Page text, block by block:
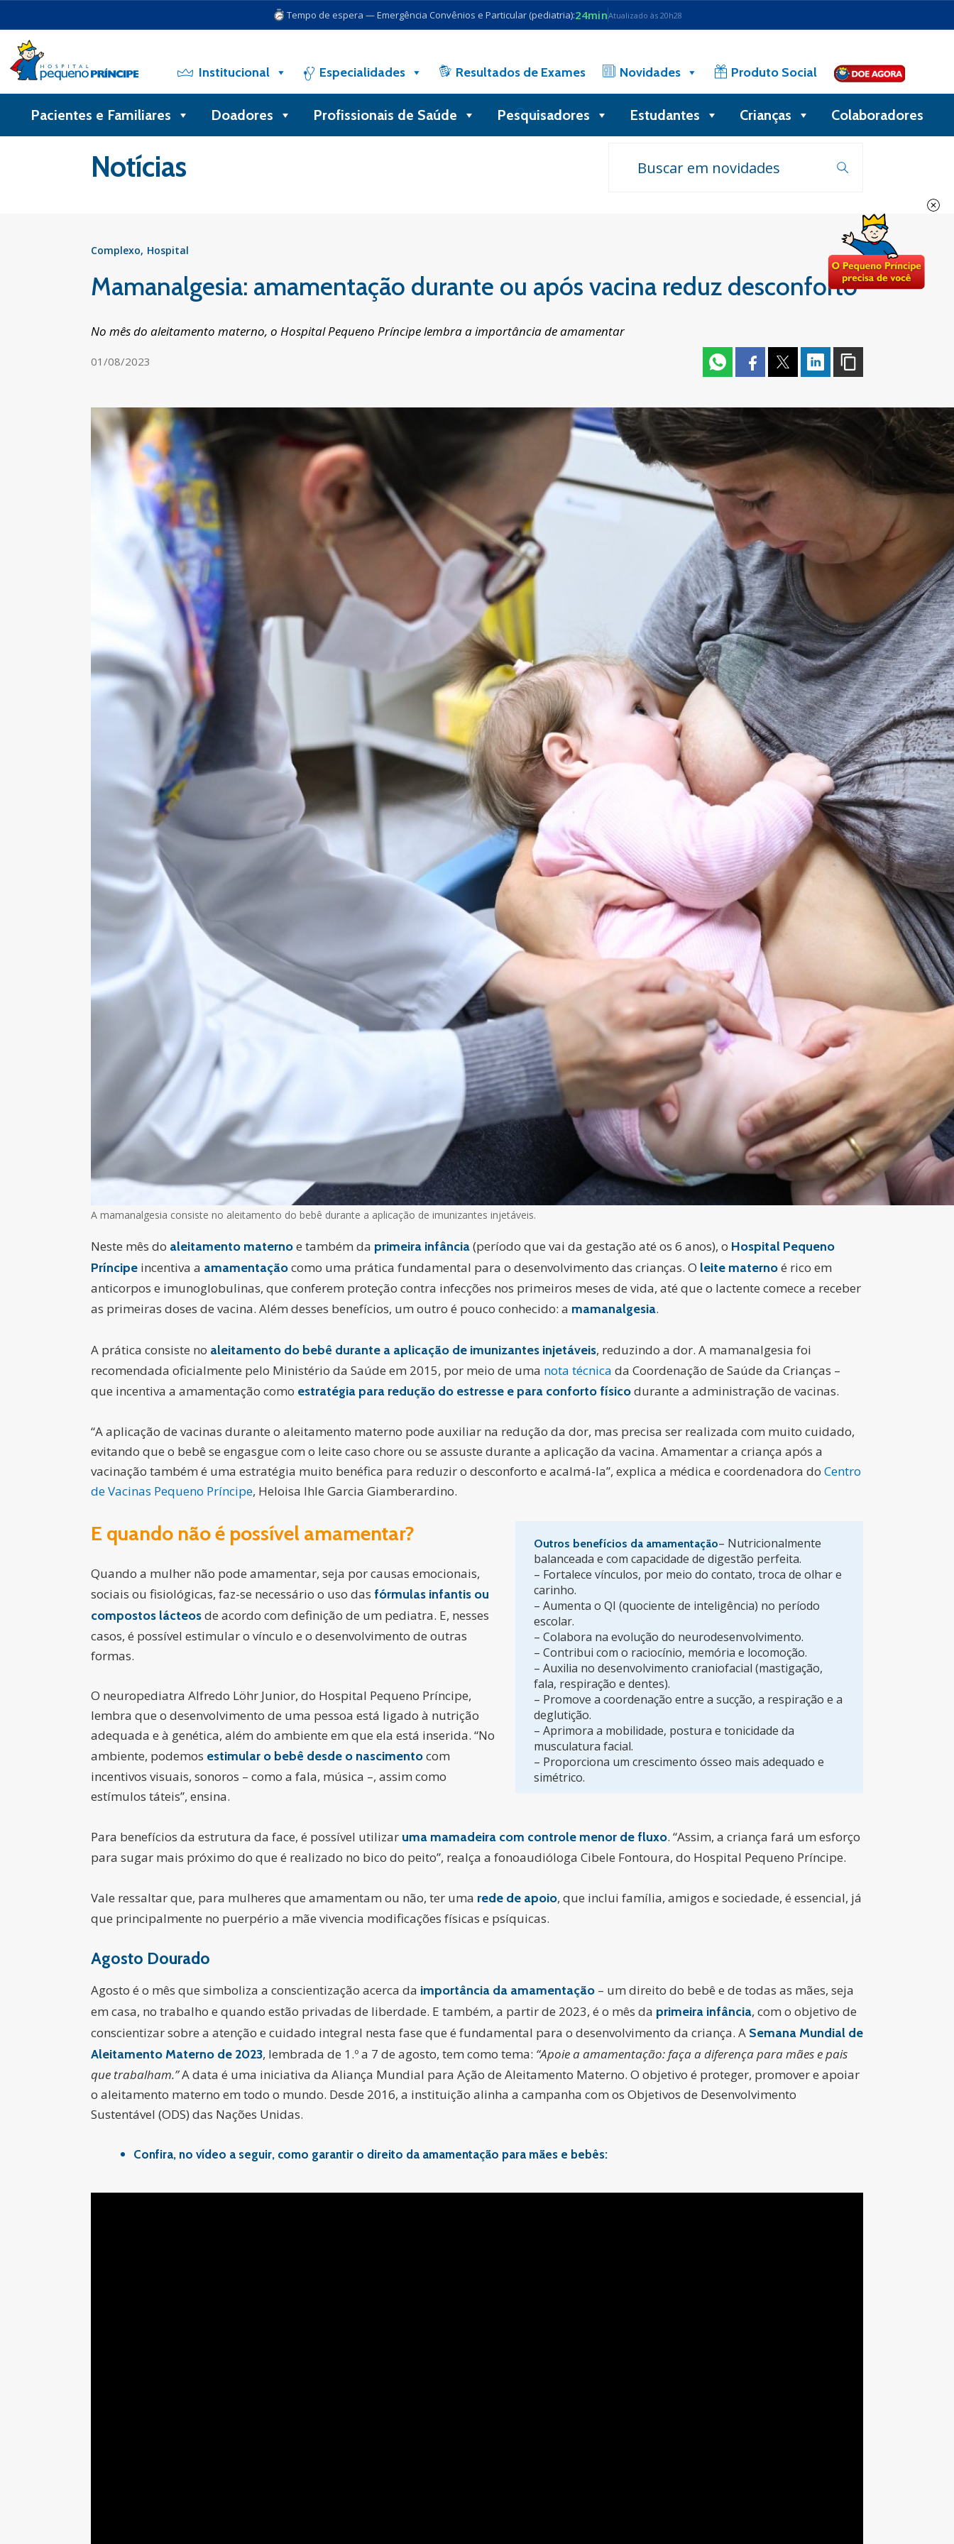
Tempo de espera — Emergência Convênios e Particular (pediatria):24minAtualizado às 20h28
Institucional Especialidades Resultados de Exames Novidades Produto Social
Busca
Pacientes e Familiares Doadores Profissionais de Saúde Pesquisadores Estudantes Crianças Colaboradores
Notícias
Complexo Hospital
Mamanalgesia: amamentação durante ou após vacina reduz desconforto
No mês do aleitamento materno, o Hospital Pequeno Príncipe lembra a importância de amamentar
01/08/2023
A mamanalgesia consiste no aleitamento do bebê durante a aplicação de imunizantes injetáveis.
Neste mês do aleitamento maternoe também da primeira infância(período que vai da gestação até os 6 anos), o Hospital Pequeno
Príncipe incentiva a amamentaçãocomo uma prática fundamental para o desenvolvimento das crianças. O leite maternoé rico em
anticorpos e imunoglobulinas, que conferem proteção contra infecções nos primeiros meses de vida, até que o lactente comece a receber
as primeiras doses de vacina. Além desses benefícios, um outro é pouco conhecido: a mamanalgesia.
A prática consiste no aleitamento do bebê durante a aplicação de imunizantes injetáveis, reduzindo a dor. A mamanalgesia foi
recomendada oficialmente pelo Ministério da Saúde em 2015, por meio de uma nota técnica da Coordenação de Saúde da Crianças –
que incentiva a amamentação como estratégia para redução do estresse e para conforto físicodurante a administração de vacinas.
“A aplicação de vacinas durante o aleitamento materno pode auxiliar na redução da dor, mas precisa ser realizada com muito cuidado,
evitando que o bebê se engasgue com o leite caso chore ou se assuste durante a aplicação da vacina. Amamentar a criança após a
vacinação também é uma estratégia muito benéfica para reduzir o desconforto e acalmá-la”, explica a médica e coordenadora do Centro
de Vacinas Pequeno Príncipe, Heloisa Ihle Garcia Giamberardino.
Outros benefícios da amamentação– Nutricionalmente
balanceada e com capacidade de digestão perfeita.
– Fortalece vínculos, por meio do contato, troca de olhar e
carinho.
– Aumenta o QI (quociente de inteligência) no período
escolar.
– Colabora na evolução do neurodesenvolvimento.
– Contribui com o raciocínio, memória e locomoção.
– Auxilia no desenvolvimento craniofacial (mastigação,
fala, respiração e dentes).
– Promove a coordenação entre a sucção, a respiração e a
deglutição.
– Aprimora a mobilidade, postura e tonicidade da
musculatura facial.
– Proporciona um crescimento ósseo mais adequado e
simétrico.
E quando não é possível amamentar?
Quando a mulher não pode amamentar, seja por causas emocionais,
sociais ou fisiológicas, faz-se necessário o uso das fórmulas infantis ou
compostos lácteosde acordo com definição de um pediatra. E, nesses
casos, é possível estimular o vínculo e o desenvolvimento de outras
formas.
O neuropediatra Alfredo Löhr Junior, do Hospital Pequeno Príncipe,
lembra que o desenvolvimento de uma pessoa está ligado à nutrição
adequada e à genética, além do ambiente em que ela está inserida. “No
ambiente, podemos estimular o bebê desde o nascimentocom
incentivos visuais, sonoros – como a fala, música –, assim como
estímulos táteis”, ensina.
Para benefícios da estrutura da face, é possível utilizar uma mamadeira com controle menor de fluxo. “Assim, a criança fará um esforço
para sugar mais próximo do que é realizado no bico do peito”, realça a fonoaudióloga Cibele Fontoura, do Hospital Pequeno Príncipe.
Vale ressaltar que, para mulheres que amamentam ou não, ter uma rede de apoio, que inclui família, amigos e sociedade, é essencial, já
que principalmente no puerpério a mãe vivencia modificações físicas e psíquicas.
Agosto Dourado
Agosto é o mês que simboliza a conscientização acerca da importância da amamentação – um direito do bebê e de todas as mães, seja
em casa, no trabalho e quando estão privadas de liberdade. E também, a partir de 2023, é o mês da primeira infância, com o objetivo de
conscientizar sobre a atenção e cuidado integral nesta fase que é fundamental para o desenvolvimento da criança. A Semana Mundial de
Aleitamento Materno de 2023, lembrada de 1.º a 7 de agosto, tem como tema: “Apoie a amamentação: faça a diferença para mães e pais
que trabalham.”A data é uma iniciativa da Aliança Mundial para Ação de Aleitamento Materno. O objetivo é proteger, promover e apoiar
o aleitamento materno em todo o mundo. Desde 2016, a instituição alinha a campanha com os Objetivos de Desenvolvimento
Sustentável (ODS) das Nações Unidas.
Confira, no vídeo a seguir, como garantir o direito da amamentação para mães e bebês: